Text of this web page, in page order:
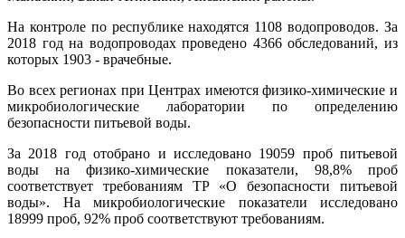
На контроле по республике находятся 1108 водопроводов. За
2018 год на водопроводах проведено 4366 обследований, из
которых 1903 - врачебные.
Во всех регионах при Центрах имеются физико-химические и
микробиологические лаборатории по определению
безопасности питьевой воды.
За 2018 год отобрано и исследовано 19059 проб питьевой
воды на физико-химические показатели, 98,8% проб
соответствует требованиям ТР «О безопасности питьевой
воды». На микробиологические показатели исследовано
18999 проб, 92% проб соответствуют требованиям.